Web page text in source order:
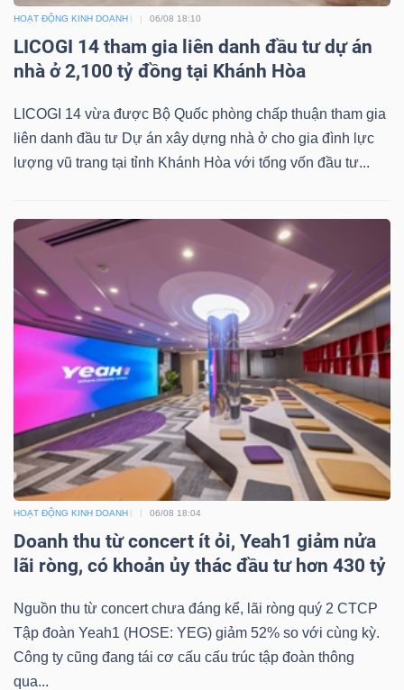
HOẠT ĐỘNG KINH DOANH 06/08 18:10
LICOGI 14 tham gia liên danh đầu tư dự án
nhà ở 2,100 tỷ đồng tại Khánh Hòa
LICOGI 14 vừa được Bộ Quốc phòng chấp thuận tham gia
liên danh đầu tư Dự án xây dựng nhà ở cho gia đình lực
lượng vũ trang tại tỉnh Khánh Hòa với tổng vốn đầu tư...
HOẠT ĐỘNG KINH DOANH 06/08 18:04
Doanh thu từ concert ít ỏi, Yeah1 giảm nửa
lãi ròng, có khoản ủy thác đầu tư hơn 430 tỷ
Nguồn thu từ concert chưa đáng kể, lãi ròng quý 2 CTCP
Tập đoàn Yeah1 (HOSE: YEG) giảm 52% so với cùng kỳ.
Công ty cũng đang tái cơ cấu cấu trúc tập đoàn thông
qua...
BẤT
ĐỘNG
SẢN
chứng
khoán
Tất cả Cổ phiếu Chỉ số Chứng chỉ quỹ Chứng
Lãnh
đạo
(-)
Tất cả Người nội bộ Người liên quan Cổ đông lớn
Tin
tức
(-)
Bài
viết
của